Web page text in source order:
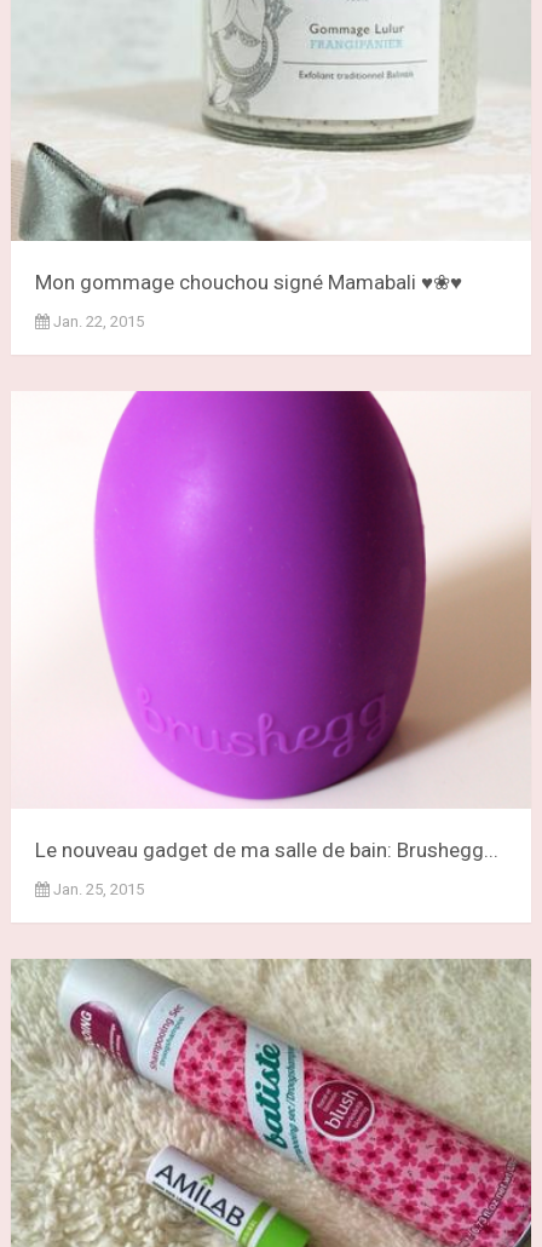
Mon gommage chouchou signé Mamabali ♥❀♥
Jan. 22, 2015
Le nouveau gadget de ma salle de bain: Brushegg...
Jan. 25, 2015